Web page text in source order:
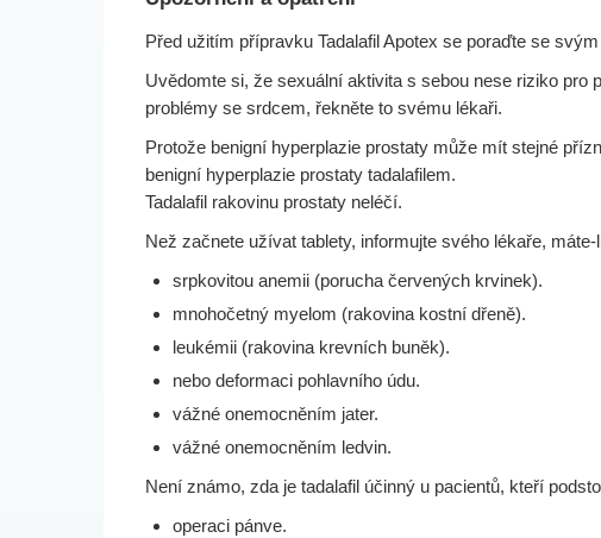
Před užitím přípravku Tadalafil Apotex se poraďte se
Uvědomte si, že sexuální aktivita s sebou nese riziko
problémy se srdcem, řekněte to svému lékaři.
Protože benigní hyperplazie prostaty může mít stejné
benigní hyperplazie prostaty tadalafilem.
Tadalafil rakovinu prostaty neléčí.
Než začnete užívat tablety, informujte svého lékaře, máte-
srpkovitou anemii (porucha červených krvinek).
mnohočetný myelom (rakovina kostní dřeně).
leukémii (rakovina krevních buněk).
nebo deformaci pohlavního údu.
vážné onemocněním jater.
vážné onemocněním ledvin.
Není známo, zda je tadalafil účinný u pacientů, kteří
operaci pánve.